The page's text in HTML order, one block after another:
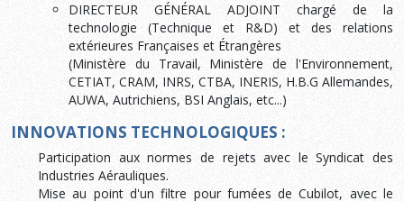
DIRECTEUR GÉNÉRAL ADJOINT chargé de la
technologie (Technique et R&D) et des relations
extérieures Françaises et Étrangères
(Ministère du Travail, Ministère de l'Environnement,
CETIAT, CRAM, INRS, CTBA, INERIS, H.B.G Allemandes,
AUWA, Autrichiens, BSI Anglais, etc...)
INNOVATIONS TECHNOLOGIQUES :
Participation aux normes de rejets avec le Syndicat des
Industries Aérauliques.
Mise au point d'un filtre pour fumées de Cubilot, avec le